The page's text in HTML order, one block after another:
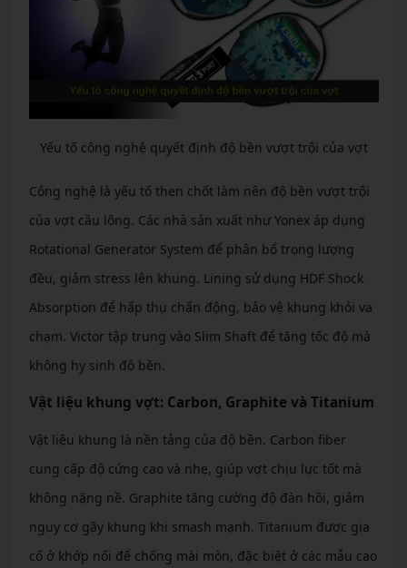
Yếu tố công nghệ quyết định độ bền vượt trội của vợt
Công nghệ là yếu tố then chốt làm nên độ bền vượt trội
của vợt cầu lông. Các nhà sản xuất như Yonex áp dụng
Rotational Generator System để phân bổ trọng lượng
đều, giảm stress lên khung. Lining sử dụng HDF Shock
Absorption để hấp thụ chấn động, bảo vệ khung khỏi va
chạm. Victor tập trung vào Slim Shaft để tăng tốc độ mà
không hy sinh độ bền.
Vật liệu khung vợt: Carbon, Graphite và Titanium
Vật liệu khung là nền tảng của độ bền. Carbon fiber
cung cấp độ cứng cao và nhẹ, giúp vợt chịu lực tốt mà
không nặng nề. Graphite tăng cường độ đàn hồi, giảm
nguy cơ gãy khung khi smash mạnh. Titanium được gia
cố ở khớp nối để chống mài mòn, đặc biệt ở các mẫu cao